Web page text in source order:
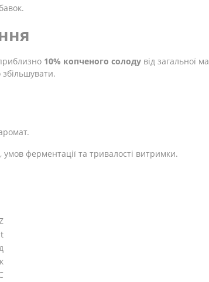
10% копченого солоду від загальної
ферментації та тривалості витримки.